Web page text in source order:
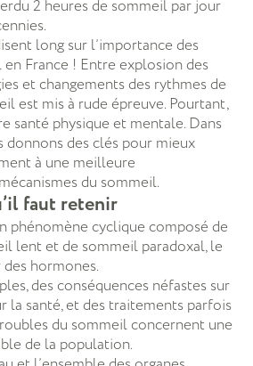
2 heures de sommeil par jour
long sur l’importance des
France ! Entre explosion des
et changements des rythmes de
est mis à rude épreuve. Pourtant,
santé physique et mentale. Dans
donnons des clés pour mieux
à une meilleure
du sommeil.
faut retenir
phénomène cyclique composé de
lent et de sommeil paradoxal, le
hormones.
des conséquences néfastes sur
la santé, et des traitements parfois
du sommeil concernent une
de la population.